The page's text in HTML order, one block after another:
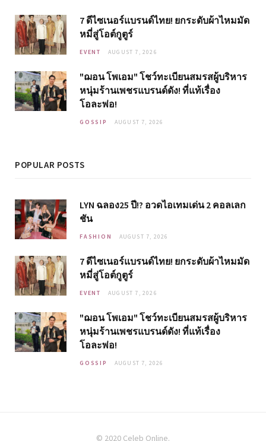
7 ดีไซเนอร์แบรนด์ไทย! ยกระดับผ้าไหมมัด
หมี่สู่โอต์กูตูร์
EVENT AUGUST 7, 2026
"ฌอน โพเอม" โชว์ทะเบียนสมรสผู้บริหาร
หนุ่มร้านเพชรแบรนด์ดัง! ที่แท้เรื่อง
โอละพ่อ!
GOSSIP AUGUST 7, 2026
POPULAR POSTS
LYN ฉลอง25 ปี!? อวดไอเทมเด่น 2 คอลเลก
ชัน
FASHION AUGUST 7, 2026
7 ดีไซเนอร์แบรนด์ไทย! ยกระดับผ้าไหมมัด
หมี่สู่โอต์กูตูร์
EVENT AUGUST 7, 2026
"ฌอน โพเอม" โชว์ทะเบียนสมรสผู้บริหาร
หนุ่มร้านเพชรแบรนด์ดัง! ที่แท้เรื่อง
โอละพ่อ!
GOSSIP AUGUST 7, 2026
© 2020 Celeb Online.